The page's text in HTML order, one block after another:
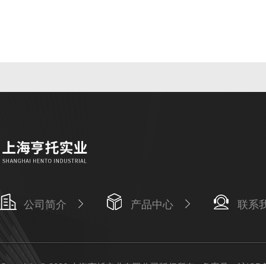
公司简介 产品中心 联系